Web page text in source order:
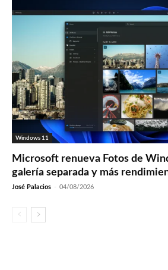
Windows 11
Microsoft renueva Fotos de
galería separada y más
José Palacios - 04/08/2026